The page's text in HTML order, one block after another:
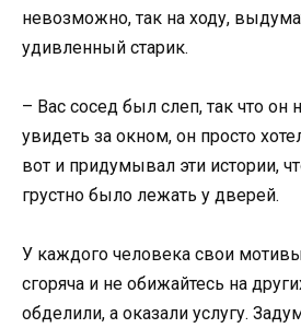
невозможно, так на ходу,
удивленный старик.
– Вас сосед был слеп, так что он
увидеть за окном, он просто
вот и придумывал эти истории,
грустно было лежать у дверей.
У каждого человека свои
сгоряча и не обижайтесь на
обделили, а оказали услугу.